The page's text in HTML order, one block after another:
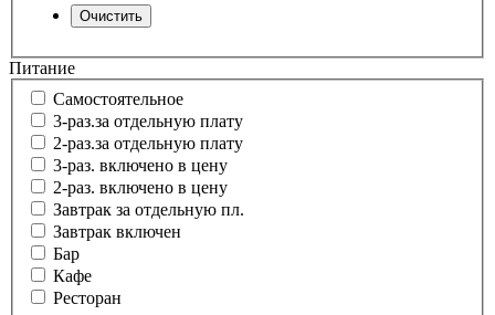
Питание
Самостоятельное
3-раз.за отдельную плату
2-раз.за отдельную плату
3-раз. включено в цену
2-раз. включено в цену
Завтрак за отдельную пл.
Завтрак включен
Бар
Кафе
Ресторан